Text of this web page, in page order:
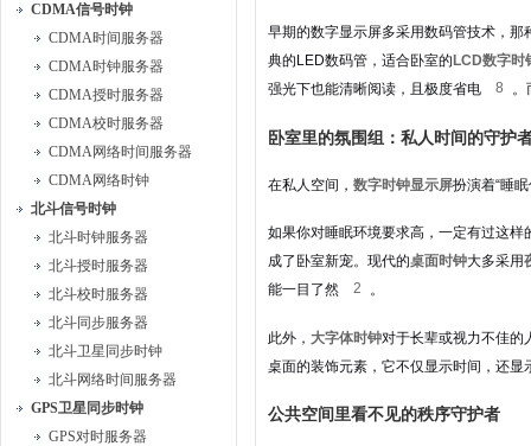
CDMA信号时钟
CDMA时间服务器
CDMA时钟服务器
CDMA授时服务器
CDMA校时服务器
CDMA网络时间服务器
CDMA网络时钟
北斗信号时钟
北斗时钟服务器
北斗授时服务器
北斗校时服务器
北斗同步服务器
北斗卫星同步时钟
北斗网络时间服务器
GPS卫星同步时钟
GPS对时服务器
早期的数字显示屏多采用数码管技术，
典的LED数码管，适合卧室的 LCD数字时
强光下也能清晰阅读，且极度省电
8 。
卧室里的氛围组：私人时间的守护
在私人空间， 数字时钟显示屏扮演着“睡
如果你对睡眠环境要求高，一定有过这
成了卧室新宠。现代的桌面时钟大多采用
能一目了然
2 。
此外， 大字体时钟对于长辈或视力不佳的
桌面的装饰元素，它不仅显示时间，还
公共空间里看不见的秩序守护者